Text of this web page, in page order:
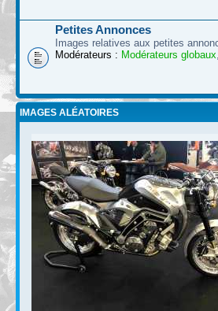
Petites Annonces
Images relatives aux petites
Modérateurs : Modérateurs globaux,
IMAGES ALÉATOIRES